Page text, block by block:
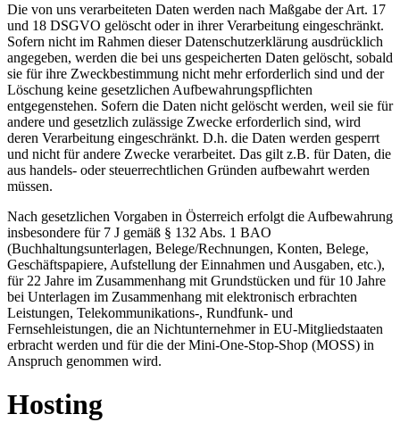
Die von uns verarbeiteten Daten werden nach Maßgabe der Art. 17
und 18 DSGVO gelöscht oder in ihrer Verarbeitung eingeschränkt.
Sofern nicht im Rahmen dieser Datenschutzerklärung ausdrücklich
angegeben, werden die bei uns gespeicherten Daten gelöscht, sobald
sie für ihre Zweckbestimmung nicht mehr erforderlich sind und der
Löschung keine gesetzlichen Aufbewahrungspflichten
entgegenstehen. Sofern die Daten nicht gelöscht werden, weil sie für
andere und gesetzlich zulässige Zwecke erforderlich sind, wird
deren Verarbeitung eingeschränkt. D.h. die Daten werden gesperrt
und nicht für andere Zwecke verarbeitet. Das gilt z.B. für Daten, die
aus handels- oder steuerrechtlichen Gründen aufbewahrt werden
müssen.
Nach gesetzlichen Vorgaben in Österreich erfolgt die Aufbewahrung
insbesondere für 7 J gemäß § 132 Abs. 1 BAO
(Buchhaltungsunterlagen, Belege/Rechnungen, Konten, Belege,
Geschäftspapiere, Aufstellung der Einnahmen und Ausgaben, etc.),
für 22 Jahre im Zusammenhang mit Grundstücken und für 10 Jahre
bei Unterlagen im Zusammenhang mit elektronisch erbrachten
Leistungen, Telekommunikations-, Rundfunk- und
Fernsehleistungen, die an Nichtunternehmer in EU-Mitgliedstaaten
erbracht werden und für die der Mini-One-Stop-Shop (MOSS) in
Anspruch genommen wird.
Hosting